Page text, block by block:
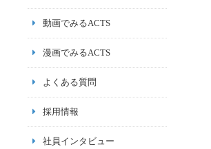
動画でみるACTS
漫画でみるACTS
よくある質問
採用情報
社員インタビュー